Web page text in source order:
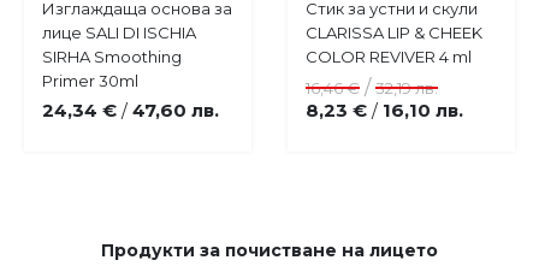
Добави
в
любими
Купи
Изглаждаща основа за
лице SALI DI ISCHIA
SIRHA Smoothing
Primer 30ml
24,34 € / 47,60 лв.
Добави
в
любими
Купи
Стик за устни и скули
CLARISSA LIP & CHEEK
COLOR REVIVER 4 ml
8,23 € / 16,10 лв.
16,46 € /32,19 лв.
Продукти за почистване на лицето